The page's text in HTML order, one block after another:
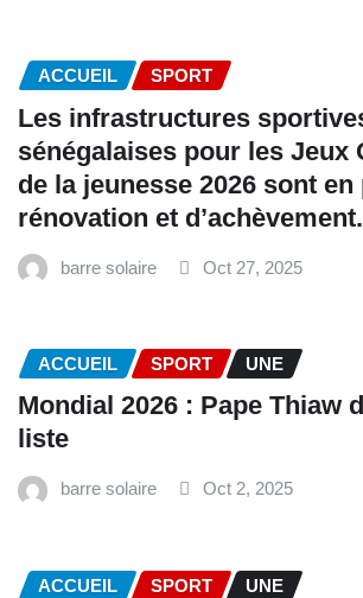
ACCUEIL SPORT
Les infrastructures
sénégalaises pour les Jeux
de la jeunesse 2026 sont en
rénovation et d’achèvement.
barre solaire Oct 27, 2025
ACCUEIL SPORT UNE
Mondial 2026 : Pape Thiaw
liste
barre solaire Oct 2, 2025
ACCUEIL SPORT UNE